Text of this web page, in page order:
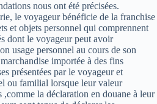
nous ont été précisées.
le voyageur bénéficie de la franchise
et objets personnel qui comprennent
dont le voyageur peut avoir
usage personnel au cours de son
importée à des fins
présentées par le voyageur et
ou familial lorsque leur valeur
,comme la déclaration en douane à leur